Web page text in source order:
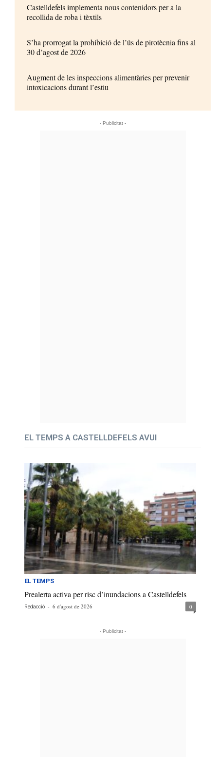
Castelldefels implementa nous contenidors per a la
recollida de roba i tèxtils
S’ha prorrogat la prohibició de l’ús de pirotècnia fins al
30 d’agost de 2026
Augment de les inspeccions alimentàries per prevenir
intoxicacions durant l’estiu
- Publicitat -
EL TEMPS A CASTELLDEFELS AVUI
EL TEMPS
Prealerta activa per risc d’inundacions a Castelldefels
Redacció - 6 d'agost de 2026 0
- Publicitat -